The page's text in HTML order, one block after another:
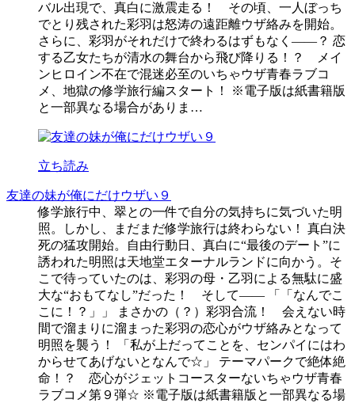
バル出現で、真白に激震走る！ その頃、一人ぼっち
でとり残された彩羽は怒涛の遠距離ウザ絡みを開始。
さらに、彩羽がそれだけで終わるはずもなく――？ 恋
する乙女たちが清水の舞台から飛び降りる！？ メイ
ンヒロイン不在で混迷必至のいちゃウザ青春ラブコ
メ、地獄の修学旅行編スタート！ ※電子版は紙書籍版
と一部異なる場合がありま…
立ち読み
友達の妹が俺にだけウザい９
修学旅行中、翠との一件で自分の気持ちに気づいた明
照。しかし、まだまだ修学旅行は終わらない！ 真白決
死の猛攻開始。自由行動日、真白に“最後のデート”に
誘われた明照は天地堂エターナルランドに向かう。そ
こで待っていたのは、彩羽の母・乙羽による無駄に盛
大な“おもてなし”だった！ そして―― 「「なんでこ
こに！？」」 まさかの（？）彩羽合流！ 会えない時
間で溜まりに溜まった彩羽の恋心がウザ絡みとなって
明照を襲う！ 「私が上だってことを、センパイにはわ
からせてあげないとなんで☆」 テーマパークで絶体絶
命！？ 恋心がジェットコースターないちゃウザ青春
ラブコメ第９弾☆ ※電子版は紙書籍版と一部異なる場